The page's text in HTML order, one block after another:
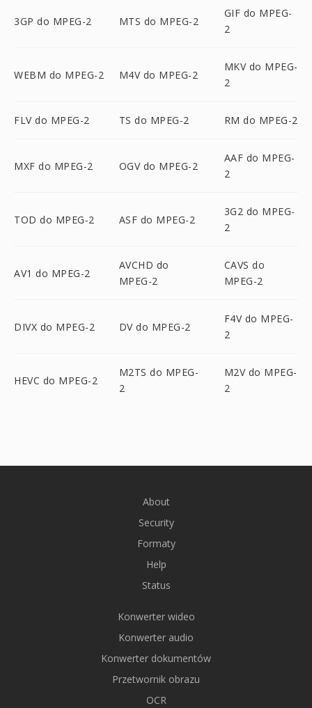
3GP do MPEG-2 MTS do MPEG-2
GIF do MPEG-
2
WEBM do MPEG-2 M4V do MPEG-2
MKV do MPEG-
2
FLV do MPEG-2 TS do MPEG-2 RM do MPEG-2
MXF do MPEG-2 OGV do MPEG-2
AAF do MPEG-
2
TOD do MPEG-2 ASF do MPEG-2
3G2 do MPEG-
2
AV1 do MPEG-2
AVCHD do
MPEG-2
CAVS do
MPEG-2
DIVX do MPEG-2 DV do MPEG-2
F4V do MPEG-
2
HEVC do MPEG-2
M2TS do MPEG-
2
M2V do MPEG-
2
About
Security
Formaty
Help
Status
Konwerter wideo
Konwerter audio
Konwerter dokumentów
Przetwornik obrazu
OCR